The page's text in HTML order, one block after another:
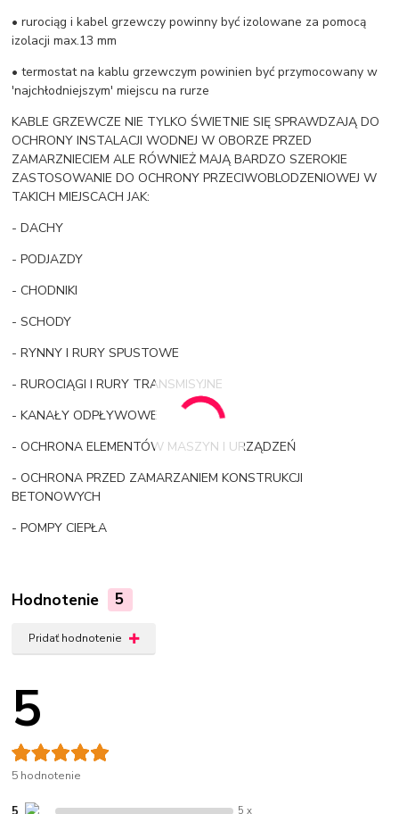
• rurociąg i kabel grzewczy powinny być izolowane za pomocą
izolacji max.13 mm
• termostat na kablu grzewczym powinien być przymocowany w
'najchłodniejszym' miejscu na rurze
KABLE GRZEWCZE NIE TYLKO ŚWIETNIE SIĘ SPRAWDZAJĄ DO
OCHRONY INSTALACJI WODNEJ W OBORZE PRZED
ZAMARZNIECIEM ALE RÓWNIEŻ MAJĄ BARDZO SZEROKIE
ZASTOSOWANIE DO OCHRONY PRZECIWOBLODZENIOWEJ W
TAKICH MIEJSCACH JAK:
- DACHY
- PODJAZDY
- CHODNIKI
- SCHODY
- RYNNY I RURY SPUSTOWE
- RUROCIĄGI I RURY TRANSMISYJNE
- KANAŁY ODPŁYWOWE
- OCHRONA ELEMENTÓW MASZYN I URZĄDZEŃ
- OCHRONA PRZED ZAMARZANIEM KONSTRUKCJI
BETONOWYCH
- POMPY CIEPŁA
Hodnotenie 5
Pridať hodnotenie
5
5 hodnotenie
5 x